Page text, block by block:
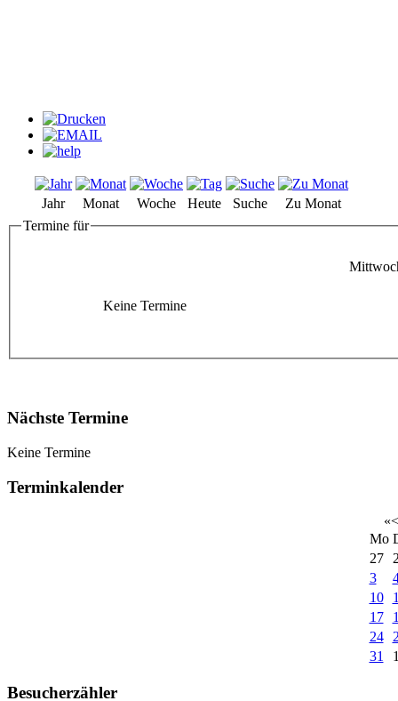
Jahr Monat Woche Heute Suche
Zu Monat
Termine für
Keine Termine
Nächste Termine
Keine Termine
Terminkalender
«<
Mo
27
3
10
17
24
31
Besucherzähler